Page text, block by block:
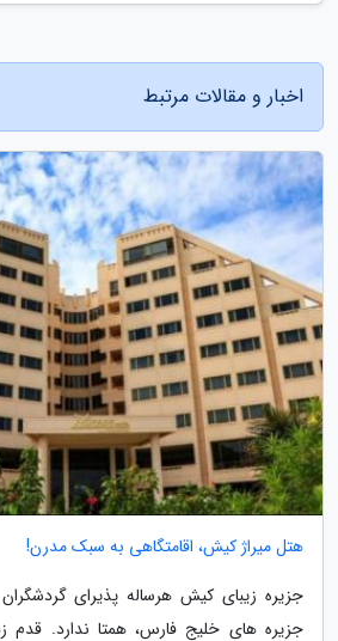
اخبار و مقالات مرتبط
هتل میراژ کیش، اقامتگاهی به سبک مدرن!
جزیره زیبای کیش هرساله پذیرای
جزیره های خلیج فارس، همتا ندارد. قدم